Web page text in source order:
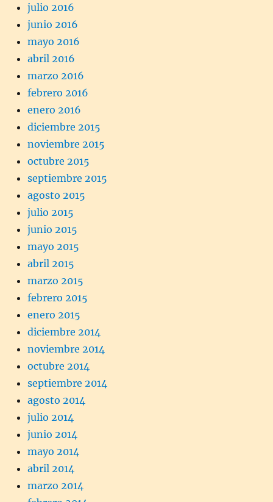
julio 2016
junio 2016
mayo 2016
abril 2016
marzo 2016
febrero 2016
enero 2016
diciembre 2015
noviembre 2015
octubre 2015
septiembre 2015
agosto 2015
julio 2015
junio 2015
mayo 2015
abril 2015
marzo 2015
febrero 2015
enero 2015
diciembre 2014
noviembre 2014
octubre 2014
septiembre 2014
agosto 2014
julio 2014
junio 2014
mayo 2014
abril 2014
marzo 2014